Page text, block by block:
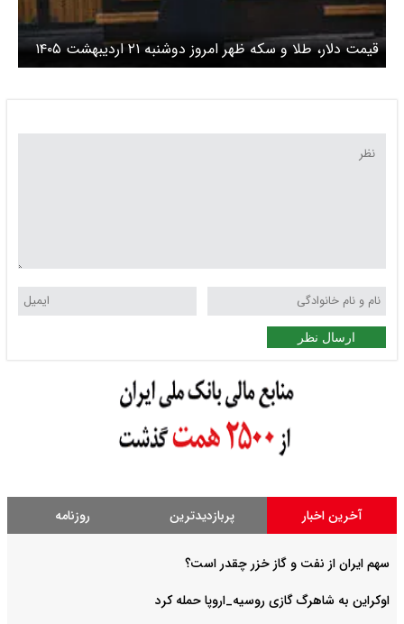
قیمت دلار، طلا و سکه ظهر امروز دوشنبه ۲۱ اردیبهشت ۱۴۰۵
/ رشد ۶.۵ میلیونی سکه با اهرم دلار
ارسال نظر
آخرین اخبار پربازدیدترین روزنامه
سهم ایران از نفت و گاز خزر چقدر است؟
اوکراین به شاهرگ گازی روسیه_اروپا حمله کرد